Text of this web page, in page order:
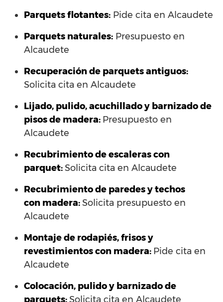
Parquets flotantes: Pide cita en Alcaudete
Parquets naturales: Presupuesto en
Alcaudete
Recuperación de parquets antiguos:
Solicita cita en Alcaudete
Lijado, pulido, acuchillado y barnizado de
pisos de madera: Presupuesto en
Alcaudete
Recubrimiento de escaleras con
parquet:Solicita cita en Alcaudete
Recubrimiento de paredes y techos
con madera:Solicita presupuesto en
Alcaudete
Montaje de rodapiés, frisos y
revestimientos con madera: Pide cita en
Alcaudete
Colocación, pulido y barnizado de
parquets:Solicita cita en Alcaudete